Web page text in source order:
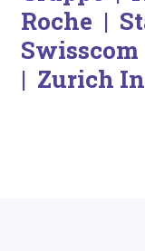
Roche |
| Zurich